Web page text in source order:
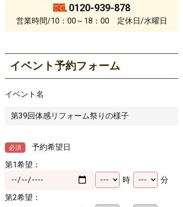
0120-939-878
営業時間/10：00～18：00 定休日/水曜日
イベント予約フォーム
イベント名
必須
予約希望日
第1希望：
時
分
第2希望：